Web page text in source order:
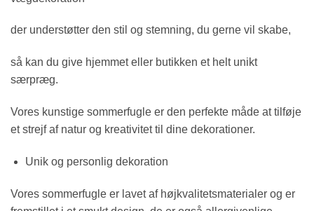
der understøtter den stil og stemning, du gerne vil skabe,
så kan du give hjemmet eller butikken et helt unikt
særpræg.
Vores kunstige sommerfugle er den perfekte måde at tilføje
et strejf af natur og kreativitet til dine dekorationer.
Unik og personlig dekoration
Vores sommerfugle er lavet af højkvalitetsmaterialer og er